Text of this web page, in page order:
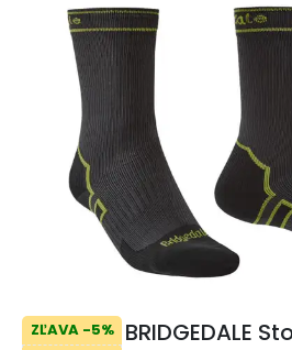
ZĽAVA -5%
BRIDGEDALE